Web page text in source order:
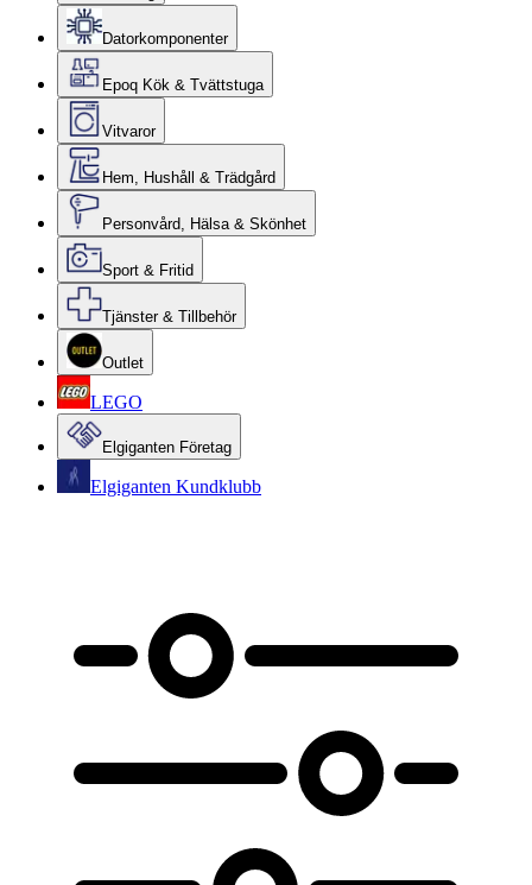
Datorkomponenter
Epoq Kök & Tvättstuga
Vitvaror
Hem, Hushåll & Trädgård
Personvård, Hälsa & Skönhet
Sport & Fritid
Tjänster & Tillbehör
Outlet
LEGO
Elgiganten Företag
Elgiganten Kundklubb